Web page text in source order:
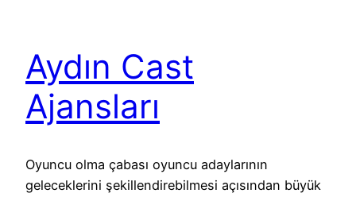
Aydın Cast
Ajansları
Oyuncu olma çabası oyuncu adaylarının
geleceklerini şekillendirebilmesi açısından büyük